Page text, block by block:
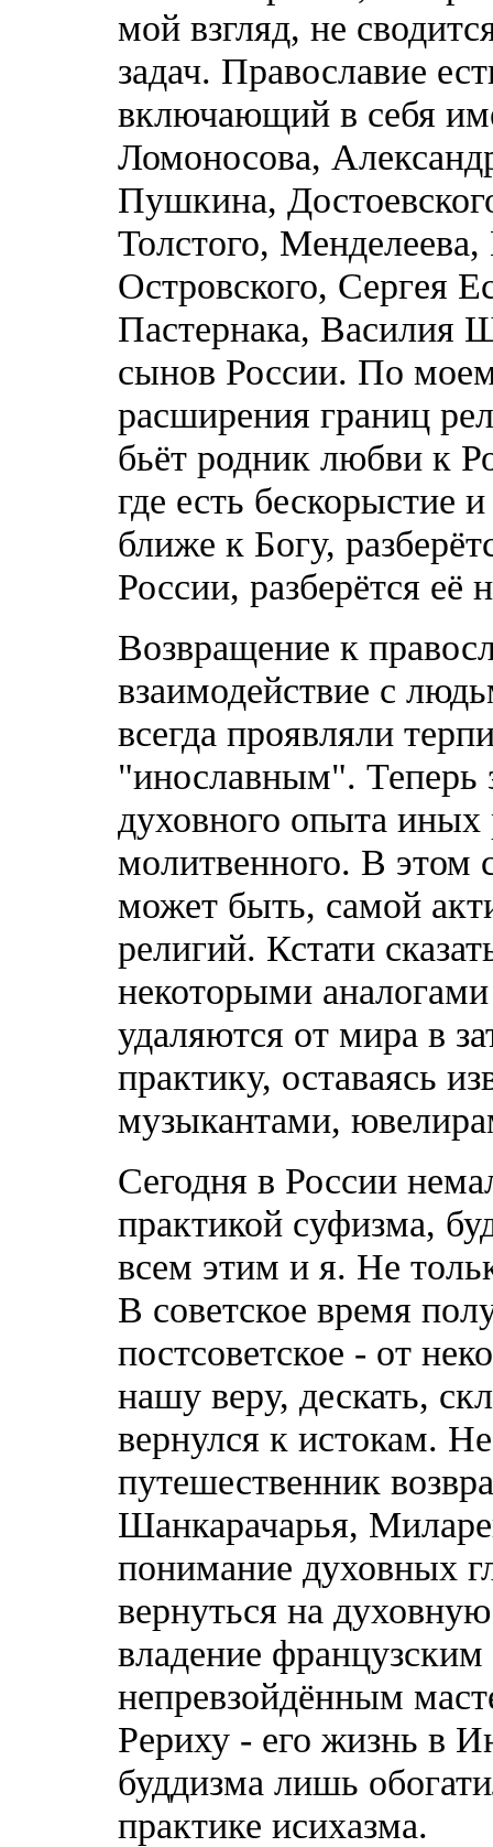
мой взгляд, не
задач. Православие
включающий в себя
Ломоносова,
Пушкина,
Толстого,
Островского, Сергея
Пастернака, Василия
сынов России. По
расширения границ
бьёт родник любви к
где есть бескорыстие
ближе к Богу,
России, разберётся её
Возвращение к
взаимодействие с
всегда проявляли
"инославным". Теперь
духовного опыта
молитвенного. В этом
может быть, самой
религий. Кстати
некоторыми
удаляются от мира в
практику, оставаясь
музыкантами,
Сегодня в России
практикой суфизма,
всем этим и я. Не
В советское время
постсоветское - от
нашу веру, дескать,
вернулся к истокам.
путешественник
Шанкарачарья,
понимание духовных
вернуться на
владение
непревзойдённым
Рериху - его жизнь в
буддизма лишь
практике исихазма.